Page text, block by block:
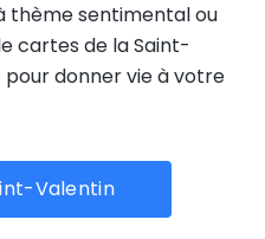
thème sentimental ou
cartes de la Saint-
donner vie à votre
Valentin